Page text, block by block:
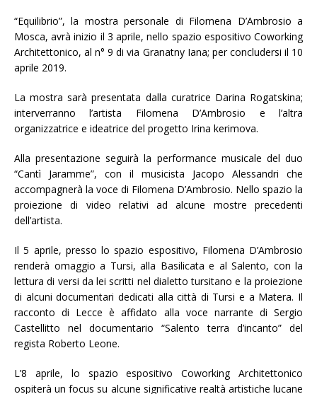
“Equilibrio”, la mostra personale di Filomena D’Ambrosio a
Mosca, avrà inizio il 3 aprile, nello spazio espositivo Coworking
Architettonico, al n° 9 di via Granatny Iana; per concludersi il 10
aprile 2019.
La mostra sarà presentata dalla curatrice Darina Rogatskina;
interverranno l’artista Filomena D’Ambrosio e l’altra
organizzatrice e ideatrice del progetto Irina kerimova.
Alla presentazione seguirà la performance musicale del duo
“Cantì Jaramme”, con il musicista Jacopo Alessandri che
accompagnerà la voce di Filomena D’Ambrosio. Nello spazio la
proiezione di video relativi ad alcune mostre precedenti
dell’artista.
Il 5 aprile, presso lo spazio espositivo, Filomena D’Ambrosio
renderà omaggio a Tursi, alla Basilicata e al Salento, con la
lettura di versi da lei scritti nel dialetto tursitano e la proiezione
di alcuni documentari dedicati alla città di Tursi e a Matera. Il
racconto di Lecce è affidato alla voce narrante di Sergio
Castellitto nel documentario “Salento terra d’incanto” del
regista Roberto Leone.
L’8 aprile, lo spazio espositivo Coworking Architettonico
ospiterà un focus su alcune significative realtà artistiche lucane